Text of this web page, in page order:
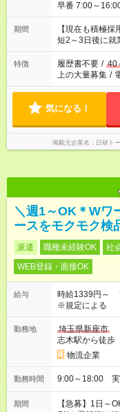
早番 7:00～16:00
と休みを合わせ
「できれば残
ね。 ※Wワーク希望の方へ 今ご覧のお仕事で希望する勤務時間
と、もう1つの
合は応募できま
期間
【現在も積極
短2～3日後に就
特徴 履歴書不要 / 40
上の大量募集 /
気になる！
掲載元企業名 日研ト
＼週1～OK＊Wワ
ースをモクモク検
派遣 職種未経験OK 社
WEB登録・面接OK
給与
時給1339円～
※規定による
勤務地
埼玉県新座市
志木駅から徒歩
物流企業
勤務時間 9:00～18:00 実
期間
【急募】1日～